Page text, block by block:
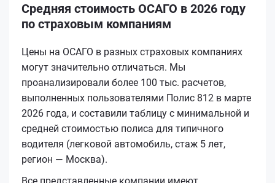
Средняя стоимость ОСАГО в 2026 году
по страховым компаниям
Цены на ОСАГО в разных страховых компаниях
могут значительно отличаться. Мы
проанализировали более 100 тыс. расчетов,
выполненных пользователями Полис 812 в марте
2026 года, и составили таблицу с минимальной и
средней стоимостью полиса для типичного
водителя (легковой автомобиль, стаж 5 лет,
регион — Москва).